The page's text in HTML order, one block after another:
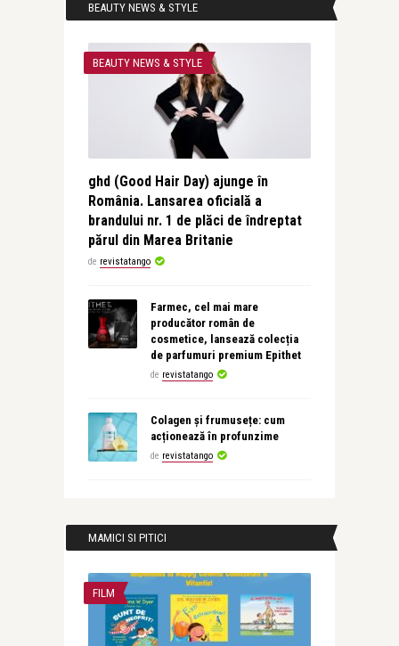
BEAUTY NEWS & STYLE
BEAUTY NEWS & STYLE
ghd (Good Hair Day) ajunge în
România. Lansarea oficială a
brandului nr. 1 de plăci de îndreptat
părul din Marea Britanie
de revistatango
Farmec, cel mai mare
producător român de
cosmetice, lansează colecția
de parfumuri premium Epithet
de revistatango
Colagen și frumusețe: cum
acționează în profunzime
de revistatango
MAMICI SI PITICI
FILM